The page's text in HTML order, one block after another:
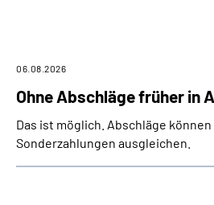
Suche
Mein
Ohne Abschläge früher in
06.08.2026
Das ist möglich. Abschläge können
Sonderzahlungen ausgleichen.